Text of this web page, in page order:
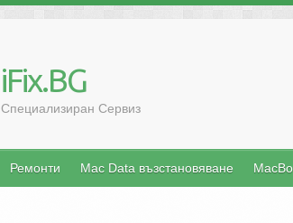
iFix.BG
Специализиран Сервиз
Ремонти Mac Data възстановяване